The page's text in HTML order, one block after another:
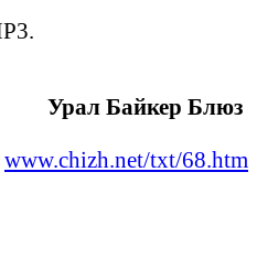
Урал Байкер Блюз
www.chizh.net/txt/68.htm